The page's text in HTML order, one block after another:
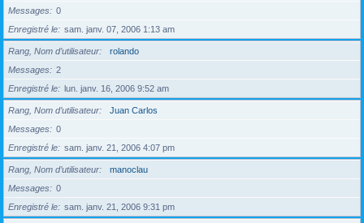
Messages
0
Enregistré le
sam. janv. 07, 2006 1:13 am
Rang, Nom d’utilisateur
rolando
Messages
2
Enregistré le
lun. janv. 16, 2006 9:52 am
Rang, Nom d’utilisateur
Juan Carlos
Messages
0
Enregistré le
sam. janv. 21, 2006 4:07 pm
Rang, Nom d’utilisateur
manoclau
Messages
0
Enregistré le
sam. janv. 21, 2006 9:31 pm